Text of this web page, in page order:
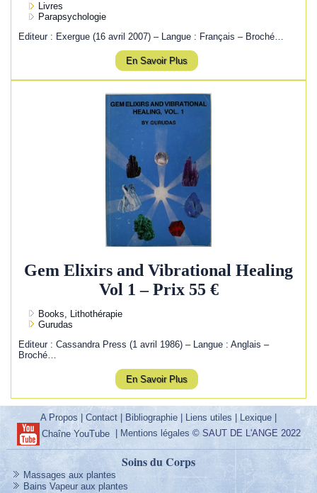
Livres
Parapsychologie
Editeur : Exergue (16 avril 2007) – Langue : Français – Broché…
En Savoir Plus
Gem Elixirs and Vibrational Healing
Vol 1 – Prix 55 €
Books, Lithothérapie
Gurudas
Editeur : Cassandra Press (1 avril 1986) – Langue : Anglais –
Broché…
En Savoir Plus
A Propos |Contact | Bibliographie | Liens utiles| Lexique |
Chaîne YouTube| Mentions légales © SAUT DE L'ANGE 2022
Soins du Corps
Massages aux plantes
Bains Vapeur aux plantes